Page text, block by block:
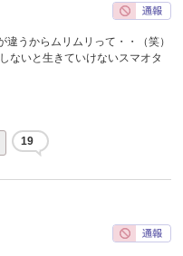
うからムリムリって・・（笑）
ないと生きていけないスマオタ
19